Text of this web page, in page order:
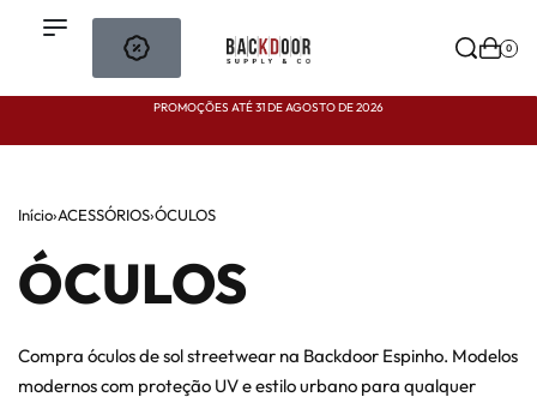
0
PROMOÇÕES ATÉ 31 DE AGOSTO DE 2026
Início›ACESSÓRIOS›ÓCULOS
ÓCULOS
Compra óculos de sol streetwear na Backdoor Espinho. Modelos
modernos com proteção UV e estilo urbano para qualquer